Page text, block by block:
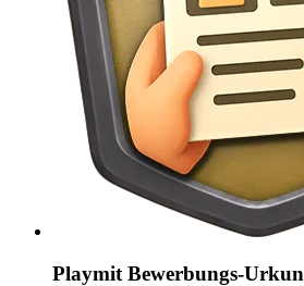
Playmit Bewerbungs-